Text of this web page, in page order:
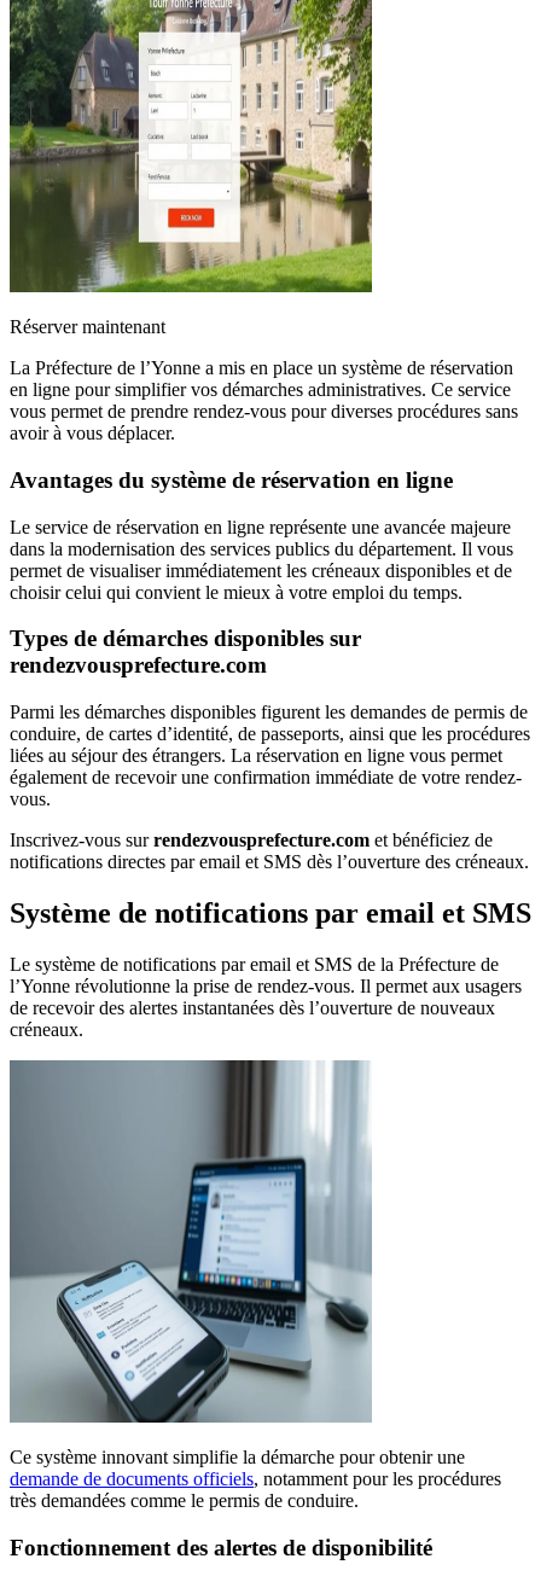
Réserver maintenant
La Préfecture de l’Yonne a mis en place un système de réservation
en ligne pour simplifier vos démarches administratives. Ce service
vous permet de prendre rendez-vous pour diverses procédures sans
avoir à vous déplacer.
Avantages du système de réservation en ligne
Le service de réservation en ligne représente une avancée majeure
dans la modernisation des services publics du département. Il vous
permet de visualiser immédiatement les créneaux disponibles et de
choisir celui qui convient le mieux à votre emploi du temps.
Types de démarches disponibles sur
rendezvousprefecture.com
Parmi les démarches disponibles figurent les demandes de permis de
conduire, de cartes d’identité, de passeports, ainsi que les procédures
liées au séjour des étrangers. La réservation en ligne vous permet
également de recevoir une confirmation immédiate de votre rendez-
vous.
Inscrivez-vous surrendezvousprefecture.com et bénéficiez de
notifications directes par email et SMS dès l’ouverture des créneaux.
Système de notifications par email et SMS
Le système de notifications par email et SMS de la Préfecture de
l’Yonne révolutionne la prise de rendez-vous. Il permet aux usagers
de recevoir des alertes instantanées dès l’ouverture de nouveaux
créneaux.
Ce système innovant simplifie la démarche pour obtenir une
demande de documents officiels, notamment pour les procédures
très demandées comme le permis de conduire.
Fonctionnement des alertes de disponibilité